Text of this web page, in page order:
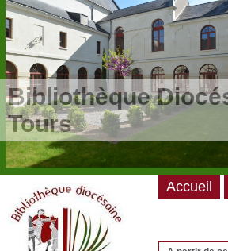
/**/
Bibliothèque
Tours
Accueil